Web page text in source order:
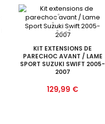
KIT EXTENSIONS DE
PARECHOC AVANT / LAME
SPORT SUZUKI SWIFT 2005-
2007
Prix
129,99 €